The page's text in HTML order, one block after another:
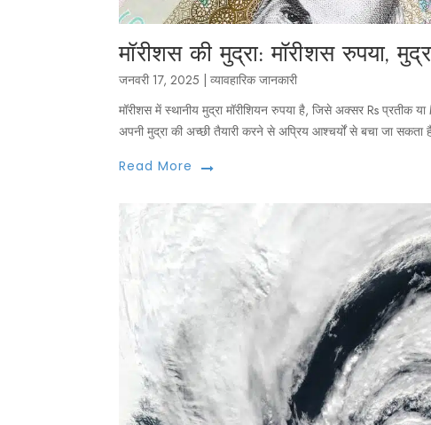
मॉरीशस की मुद्रा: मॉरीशस रुपया,
जनवरी 17, 2025 |व्यावहारिक जानकारी
मॉरीशस में स्थानीय मुद्रा मॉरीशियन रुपया है, जिसे अक्सर Rs प्रतीक
अपनी मुद्रा की अच्छी तैयारी करने से अप्रिय आश्चर्यों से बचा जा
Read More